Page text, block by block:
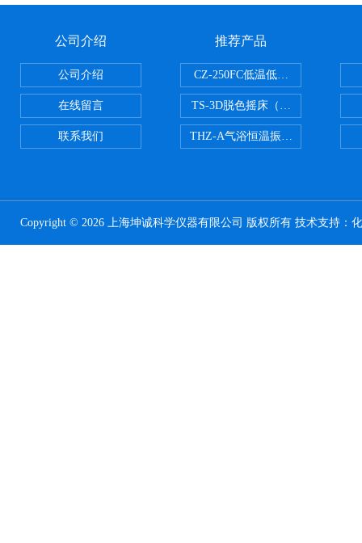
公司介绍
公司介绍
在线留言
联系我们
推荐产品
CZ-250FC低温低湿种子储藏柜
TS-3D脱色摇床（三维运动）
THZ-A气浴恒温振荡器
Copyright © 2026 上海坤诚科学仪器有限公司 版权所有 技术支持：